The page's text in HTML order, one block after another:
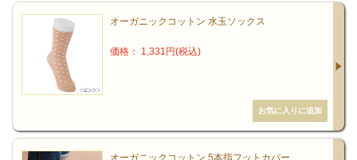
オーガニックコットン 水玉ソックス
価格： 1,331円(税込)
オーガニックコットン 5本指フットカバー